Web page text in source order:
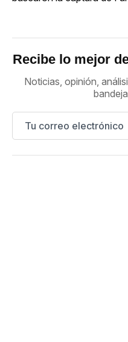
Recibe lo mejor
Noticias, opinión,